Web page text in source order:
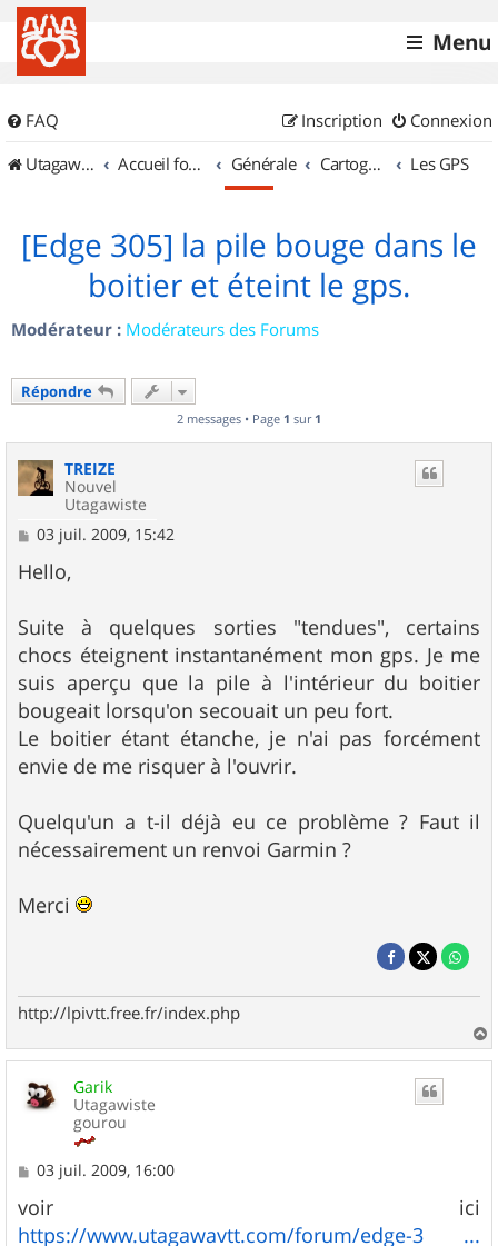
Menu
FAQ Connexion
Inscription
UtagawaVTT (Randos VTT et VTTAE avec traces GPS)
Accueil forum Générale Cartographie et GPS Les GPS
[Edge 305] la pile bouge dans le
boitier et éteint le gps.
Modérateur : Modérateurs des Forums
Répondre
2 messages • Page 1 sur 1
TREIZE
Nouvel
Utagawiste
M
s
s
g
e
03 juil. 2009, 15:42
Hello,
Suite à quelques sorties "tendues", certains
chocs éteignent instantanément mon gps. Je me
suis aperçu que la pile à l'intérieur du boitier
bougeait lorsqu'on secouait un peu fort.
Le boitier étant étanche, je n'ai pas forcément
envie de me risquer à l'ouvrir.
Quelqu'un a t-il déjà eu ce problème ? Faut il
nécessairement un renvoi Garmin ?
Merci
http://lpivtt.free.fr/index.php
a
u
Garik
Utagawiste
gourou
M
s
s
a
03 juil. 2009, 16:00
voir ici
https://www.utagawavtt.com/forum/edge-3 ...